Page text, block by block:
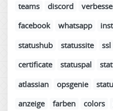
teams
discord
facebook
whatsapp
statushub
statussite ssl
certificate
statuspal
atlassian
opsgenie
anzeige
farben colors